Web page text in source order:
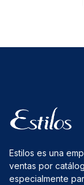
Estilos es una
ventas por
especialmente